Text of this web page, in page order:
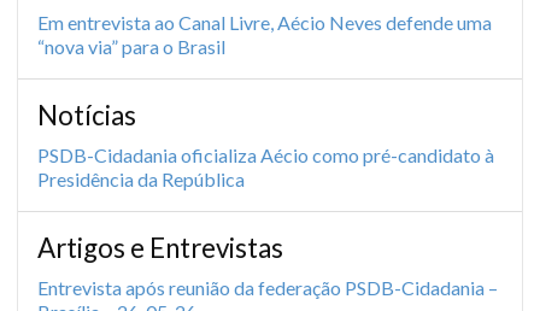
Em entrevista ao Canal Livre, Aécio Neves defende uma
“nova via” para o Brasil
Notícias
PSDB-Cidadania oficializa Aécio como pré-candidato à
Presidência da República
Artigos e Entrevistas
Entrevista após reunião da federação PSDB-Cidadania –